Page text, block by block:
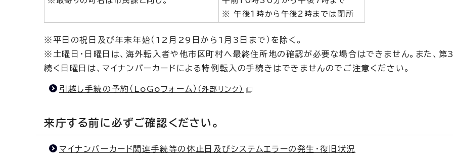
※ 午後1時から午後2時までは閉所
※平日の祝日及び年末年始（12月29日から1月3日まで）を除く。
※土曜日・日曜日は、海外転入者や他市区町村へ最終住所地の確認が必要な場合はできません。また、第
続く日曜日は、マイナンバーカードによる特例転入の手続きはできませんのでご注意ください。
引越し手続の予約（LoGoフォーム） （外部リンク）
来庁する前に必ずご確認ください。
マイナンバーカード関連手続等の休止日及びシステムエラーの発生・復旧状況